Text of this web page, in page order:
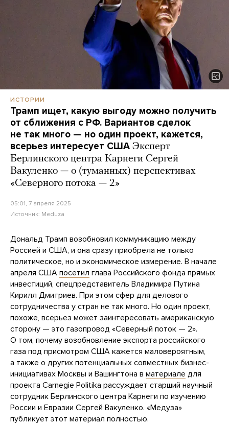
ИСТОРИИ
Трамп ищет, какую выгоду можно получить
от сближения с РФ. Вариантов сделок
не так много — но один проект, кажется,
всерьез интересует США Эксперт
Берлинского центра Карнеги Сергей
Вакуленко — о (туманных) перспективах
«Северного потока — 2»
05:01, 7 апреля 2025
Источник: Meduza
Дональд Трамп возобновил коммуникацию между
Россией и США, и она сразу приобрела не только
политическое, но и экономическое измерение. В начале
апреля США посетил глава Российского фонда прямых
инвестиций, спецпредставитель Владимира Путина
Кирилл Дмитриев. При этом сфер для делового
сотрудничества у стран не так много. Но один проект,
похоже, всерьез может заинтересовать американскую
сторону — это газопровод «Северный поток — 2».
О том, почему возобновление экспорта российского
газа под присмотром США кажется маловероятным,
а также о других потенциальных совместных бизнес-
инициативах Москвы и Вашингтона в материале для
проекта Carnegie Politika рассуждает старший научный
сотрудник Берлинского центра Карнеги по изучению
России и Евразии Сергей Вакуленко. «Медуза»
публикует этот материал полностью.